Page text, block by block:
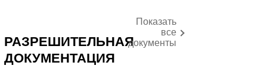
РАЗРЕШИТЕЛЬНАЯ
ДОКУМЕНТАЦИЯ
Показать
все
документы